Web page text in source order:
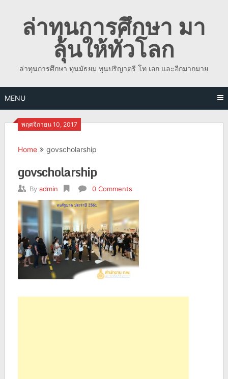
contentล่าทุนการศึกษา มา
ลุ้นให้ทั่วโลก
ล่าทุนการศึกษา ทุนมัธยม ทุนปริญาตรี โท เอก และอีกมากมาย
MENU
พฤศจิกายน 10, 2017
Home govscholarship
govscholarship
By admin 0 Comments